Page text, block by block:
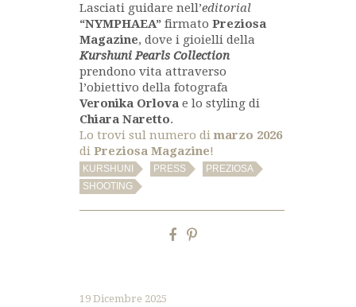
Lasciati guidare nell’editorial
“NYMPHAEA” firmato Preziosa
Magazine, dove i gioielli della
Kurshuni Pearls Collection
prendono vita attraverso
l’obiettivo della fotografa
Veronika Orlova e lo styling di
Chiara Naretto.
Lo trovi sul numero di marzo 2026
di Preziosa Magazine!
KURSHUNI PRESS PREZIOSA
SHOOTING
19 Dicembre 2025